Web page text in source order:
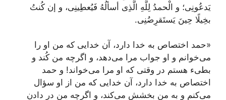
یَدعُونِی؛ و الْحمدُ لِلَّهِ الَّذِی أسألُهُ فَیُعطِینِی، و إن کُنتُ
بخِیلًا حِینَ یَستَقرِضُنِی.
«حمد اختصاص به خدا دارد، آن خدایی که من او را
می‌خوانم و او جواب مرا می‌دهد، و اگرچه من کُند و
بطیء هستم در وقتی که او مرا می‌خواند! و حمد
اختصاص به خدا دارد، آن خدایی که من از او سؤال
می‌کنم و به من بخشش می‌کند، و اگرچه من در دادن